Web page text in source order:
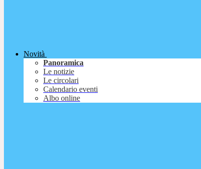
Novità
Panoramica
Le notizie
Le circolari
Calendario eventi
Albo online